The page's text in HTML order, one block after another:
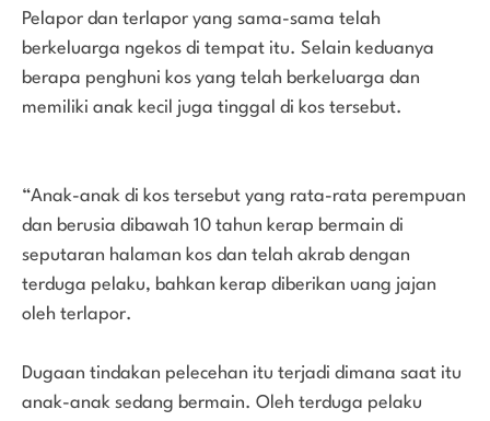
Pelapor dan terlapor yang sama-sama telah
berkeluarga ngekos di tempat itu. Selain keduanya
berapa penghuni kos yang telah berkeluarga dan
memiliki anak kecil juga tinggal di kos tersebut.
“Anak-anak di kos tersebut yang rata-rata perempuan
dan berusia dibawah 10 tahun kerap bermain di
seputaran halaman kos dan telah akrab dengan
terduga pelaku, bahkan kerap diberikan uang jajan
oleh terlapor.
Dugaan tindakan pelecehan itu terjadi dimana saat itu
anak-anak sedang bermain. Oleh terduga pelaku